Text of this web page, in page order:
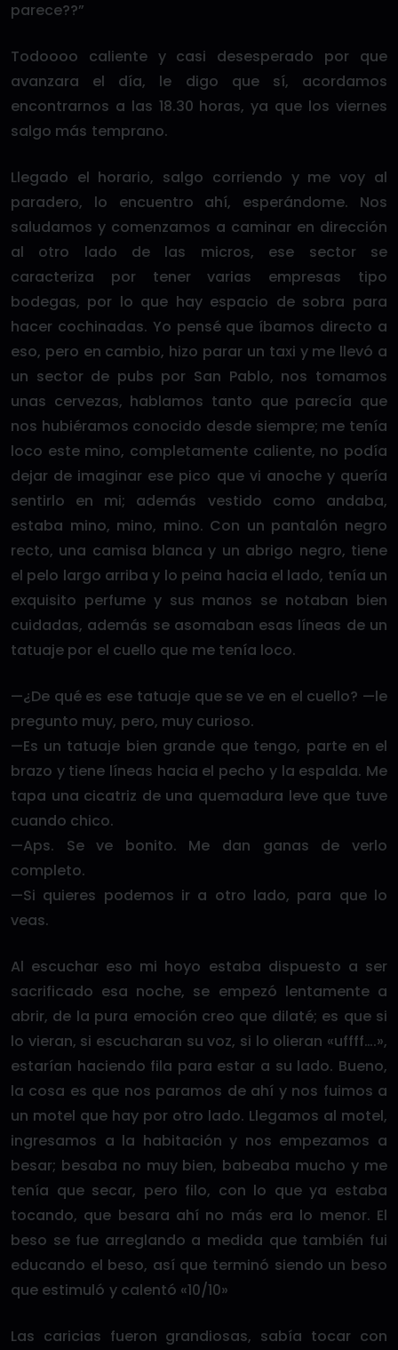
parece??”
Todoooo caliente y casi desesperado por que
avanzara el día, le digo que sí, acordamos
encontrarnos a las 18.30 horas, ya que los viernes
salgo más temprano.
Llegado el horario, salgo corriendo y me voy al
paradero, lo encuentro ahí, esperándome. Nos
saludamos y comenzamos a caminar en dirección
al otro lado de las micros, ese sector se
caracteriza por tener varias empresas tipo
bodegas, por lo que hay espacio de sobra para
hacer cochinadas. Yo pensé que íbamos directo a
eso, pero en cambio, hizo parar un taxi y me llevó a
un sector de pubs por San Pablo, nos tomamos
unas cervezas, hablamos tanto que parecía que
nos hubiéramos conocido desde siempre; me tenía
loco este mino, completamente caliente, no podía
dejar de imaginar ese pico que vi anoche y quería
sentirlo en mi; además vestido como andaba,
estaba mino, mino, mino. Con un pantalón negro
recto, una camisa blanca y un abrigo negro, tiene
el pelo largo arriba y lo peina hacia el lado, tenía un
exquisito perfume y sus manos se notaban bien
cuidadas, además se asomaban esas líneas de un
tatuaje por el cuello que me tenía loco.
—¿De qué es ese tatuaje que se ve en el cuello? —le
pregunto muy, pero, muy curioso.
—Es un tatuaje bien grande que tengo, parte en el
brazo y tiene líneas hacia el pecho y la espalda. Me
tapa una cicatriz de una quemadura leve que tuve
cuando chico.
—Aps. Se ve bonito. Me dan ganas de verlo
completo.
—Si quieres podemos ir a otro lado, para que lo
veas.
Al escuchar eso mi hoyo estaba dispuesto a ser
sacrificado esa noche, se empezó lentamente a
abrir, de la pura emoción creo que dilaté; es que si
lo vieran, si escucharan su voz, si lo olieran «uffff….»,
estarían haciendo fila para estar a su lado. Bueno,
la cosa es que nos paramos de ahí y nos fuimos a
un motel que hay por otro lado. Llegamos al motel,
ingresamos a la habitación y nos empezamos a
besar; besaba no muy bien, babeaba mucho y me
tenía que secar, pero filo, con lo que ya estaba
tocando, que besara ahí no más era lo menor. El
beso se fue arreglando a medida que también fui
educando el beso, así que terminó siendo un beso
que estimuló y calentó «10/10»
Las caricias fueron grandiosas, sabía tocar con